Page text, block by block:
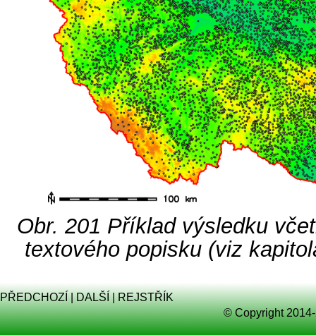
Obr. 201 Příklad výsledku
textového popisku (viz
PŘEDCHOZÍ|DALŠÍ|REJSTŘÍK
© Copyright